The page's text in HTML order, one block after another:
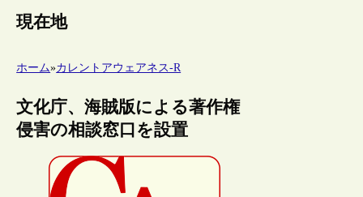
現在地
ホーム»カレントアウェアネス-R
文化庁、海賊版による著作権
侵害の相談窓口を設置